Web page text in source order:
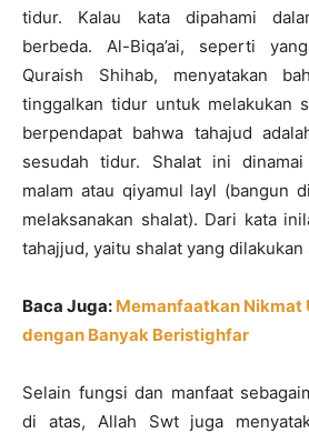
tidur. Kalau kata dipahami
berbeda. Al-Biqa’ai, seperti
Quraish Shihab, menyatakan
tinggalkan tidur untuk melakukan
berpendapat bahwa tahajud
sesudah tidur. Shalat ini
malam atau qiyamul layl (bangun
melaksanakan shalat). Dari kata
tahajjud, yaitu shalat yang
Baca Juga: Memanfaatkan Nikmat
dengan Banyak Beristighfar
Selain fungsi dan manfaat
di atas, Allah Swt juga